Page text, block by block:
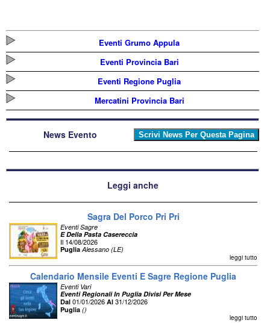
Eventi Grumo Appula
Eventi Provincia Bari
Eventi Regione Puglia
Mercatini Provincia Bari
News Evento
Leggi anche
Sagra Del Porco Pri Pri
Eventi Sagre
E Della Pasta Casereccia
Il 14/08/2026
Puglia Alessano (LE)
leggi tutto
Calendario Mensile Eventi E Sagre Regione Puglia
Eventi Vari
Eventi Regionali In Puglia Divisi Per Mese
Dal 01/01/2026 Al 31/12/2026
Puglia ()
leggi tutto